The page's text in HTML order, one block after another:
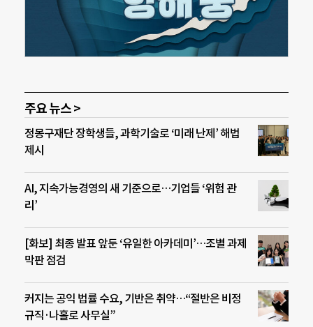
주요 뉴스 >
정몽구재단 장학생들, 과학기술로 ‘미래 난제’ 해법
제시
AI, 지속가능경영의 새 기준으로…기업들 ‘위험 관
리’
[화보] 최종 발표 앞둔 ‘유일한 아카데미’…조별 과제
막판 점검
커지는 공익 법률 수요, 기반은 취약…“절반은 비정
규직·나홀로 사무실”